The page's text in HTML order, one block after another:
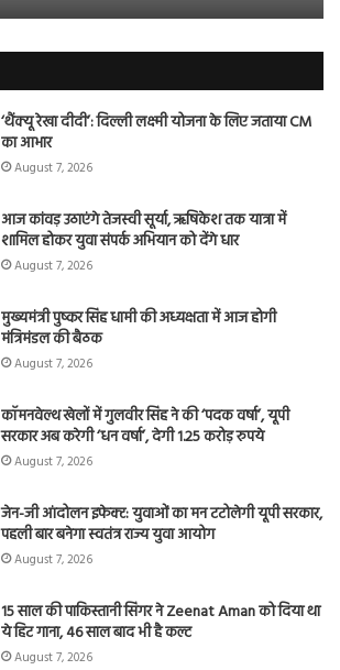
‘थैंक्यू रेखा दीदी’: दिल्ली लक्ष्मी योजना के लिए जताया CM
का आभार
August 7, 2026
आज कांवड़ उठाएंगे तेजस्वी सूर्या, ऋषिकेश तक यात्रा में
शामिल होकर युवा संपर्क अभियान को देंगे धार
August 7, 2026
मुख्यमंत्री पुष्कर सिंह धामी की अध्यक्षता में आज होगी
मंत्रिमंडल की बैठक
August 7, 2026
कॉमनवेल्थ खेलों में गुलवीर सिंह ने की ‘पदक वर्षा’, यूपी
सरकार अब करेगी ‘धन वर्षा’, देगी 1.25 करोड़ रुपये
August 7, 2026
जेन-जी आंदोलन इफेक्ट: युवाओं का मन टटोलेगी यूपी सरकार,
पहली बार बनेगा स्वतंत्र राज्य युवा आयोग
August 7, 2026
15 साल की पाकिस्तानी सिंगर ने Zeenat Aman को दिया था
ये हिट गाना, 46 साल बाद भी है कल्ट
August 7, 2026